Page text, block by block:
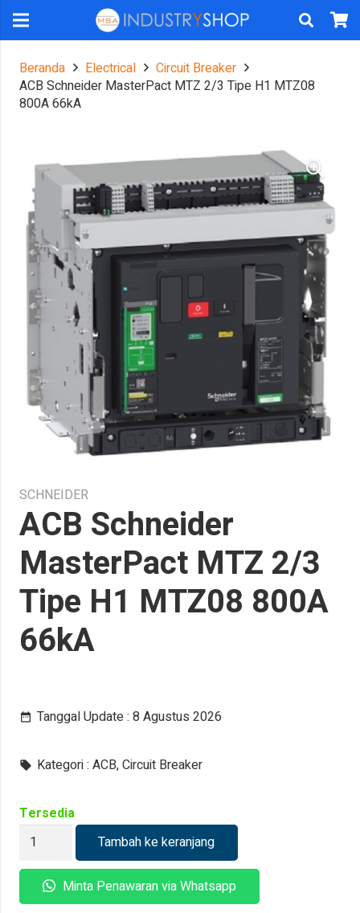
Beranda Electrical
Circuit Breaker
ACB Schneider MasterPact MTZ 2/3 Tipe H1 MTZ08
800A 66kA
SCHNEIDER
ACB Schneider
MasterPact MTZ 2/3
Tipe H1 MTZ08 800A
66kA
date_range Tanggal Update :8 Agustus 2026
local_offer Kategori :ACB,Circuit Breaker
Tersedia
Kuantitas
Schneider
MasterPact
Tambah ke keranjang
Minta Penawaran via Whatsapp